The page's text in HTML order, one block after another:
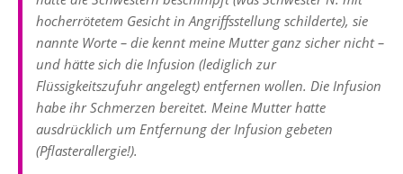
hocherrötetem Gesicht in Angriffsstellung schilderte), sie
nannte Worte – die kennt meine Mutter ganz sicher nicht –
und hätte sich die Infusion (lediglich zur
Flüssigkeitszufuhr angelegt) entfernen wollen. Die Infusion
habe ihr Schmerzen bereitet. Meine Mutter hatte
ausdrücklich um Entfernung der Infusion gebeten
(Pflasterallergie!).